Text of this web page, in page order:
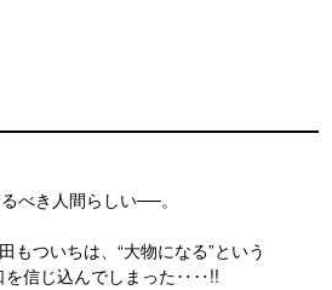
べき人間らしい──。
もついちは、“大物になる”という
を信じ込んでしまった‥‥!!